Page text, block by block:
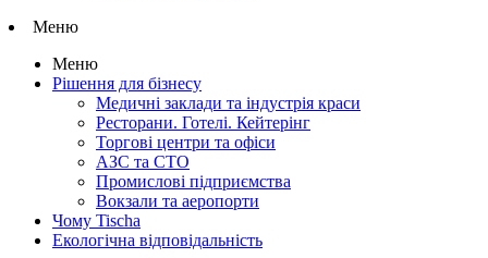
Меню
Меню
Рішення для бізнесу
Медичні заклади та індустрія краси
Ресторани. Готелі. Кейтерінг
Торгові центри та офіси
АЗС та СТО
Промислові підприємства
Вокзали та аеропорти
Чому Tischa
Екологічна відповідальність